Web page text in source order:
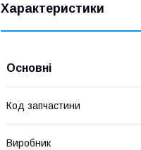
Характеристики
Основні
Код запчастини
Виробник